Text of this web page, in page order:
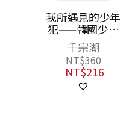
我所遇見的少年
犯——韓國少年
法官千宗湖，八
年間遇見一萬兩
千名青少年的故
事
千宗湖
NT$360
NT$216